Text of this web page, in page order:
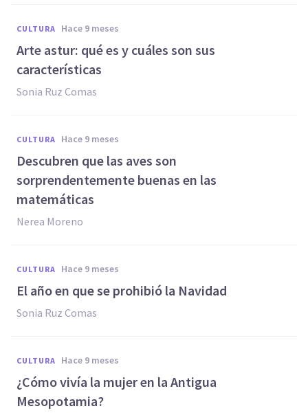
CULTURA hace 9 meses
Arte astur: qué es y cuáles son sus
características
Sonia Ruz Comas
CULTURA hace 9 meses
Descubren que las aves son
sorprendentemente buenas en las
matemáticas
Nerea Moreno
CULTURA hace 9 meses
El año en que se prohibió la Navidad
Sonia Ruz Comas
CULTURA hace 9 meses
¿Cómo vivía la mujer en la Antigua
Mesopotamia?